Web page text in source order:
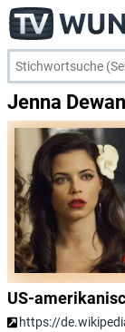
Jenna Dewan
US-
https://